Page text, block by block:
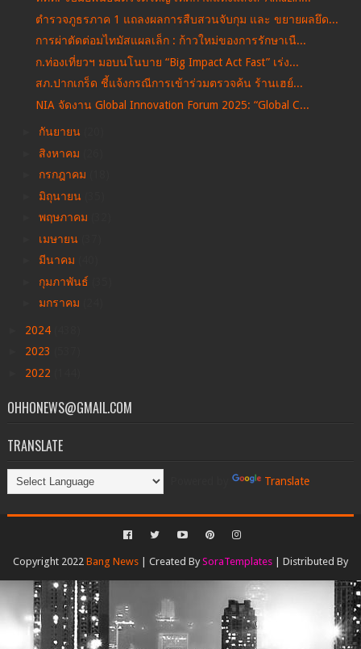
ตำรวจภูธรภาค 1 แถลงผลการสืบสวนจับกุม และ ขยายผลยึด...
การผ่าตัดต่อมไทมัสแผลเล็ก : ก้าวใหม่ของการรักษาเนื...
ก.ท่องเที่ยวฯ มอบนโนบาย “Big Impact Act Fast” เร่ง...
สภ.ปากเกร็ด ชี้แจ้งกรณีการเข้าร่วมตรวจค้น ร้านเฮย์...
NIA จัดงาน Global Innovation Forum 2025: “Global C...
กันยายน
สิงหาคม
กรกฎาคม
มิถุนายน
พฤษภาคม
เมษายน
มีนาคม
กุมภาพันธ์
มกราคม
2024
2023
2022
OHHONEWS@GMAIL.COM
TRANSLATE
Translate
Copyright 2022 Bang News| Created By SoraTemplates| Distributed By